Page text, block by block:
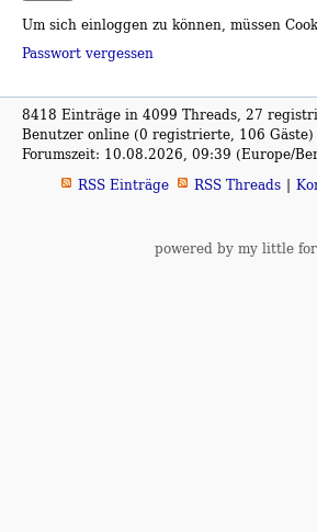
Um sich einloggen zu können, müssen
Passwort vergessen
8418 Einträge in 4099 Threads, 27
Benutzer online (0 registrierte, 106 Gäste)
Forumszeit: 10.08.2026, 09:39 (Europe/
RSS Einträge
RSS Threads
powered by my little